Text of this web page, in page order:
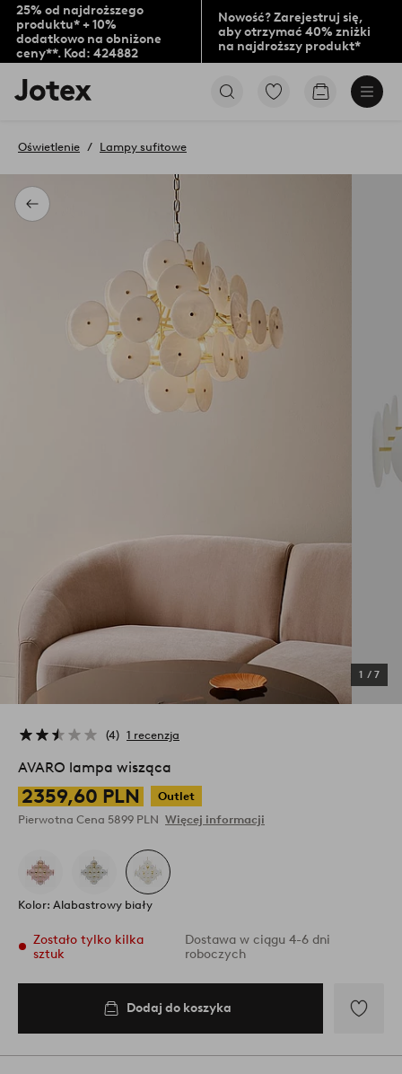
25% od najdroższego
produktu* + 10%
dodatkowo na obniżone
ceny**. Kod: 424882
Nowość? Zarejestruj się,
aby otrzymać 40% zniżki
na najdroższy produkt*
Logo
Jotex
na
stronę
PrzejdźPrzejdź
Powrót
Oświetlenie Lampy sufitowe
1 / 7
4 1 recenzja
AVARO lampa wisząca
2359,60 PLN
Outlet
Pierwotna Cena 5899 PLN Więcej informacji
Kolor: Alabastrowy biały
Zostało tylko kilka
sztuk
Dostawa w ciągu 4-6 dni
roboczych
Dodaj do koszyka
do